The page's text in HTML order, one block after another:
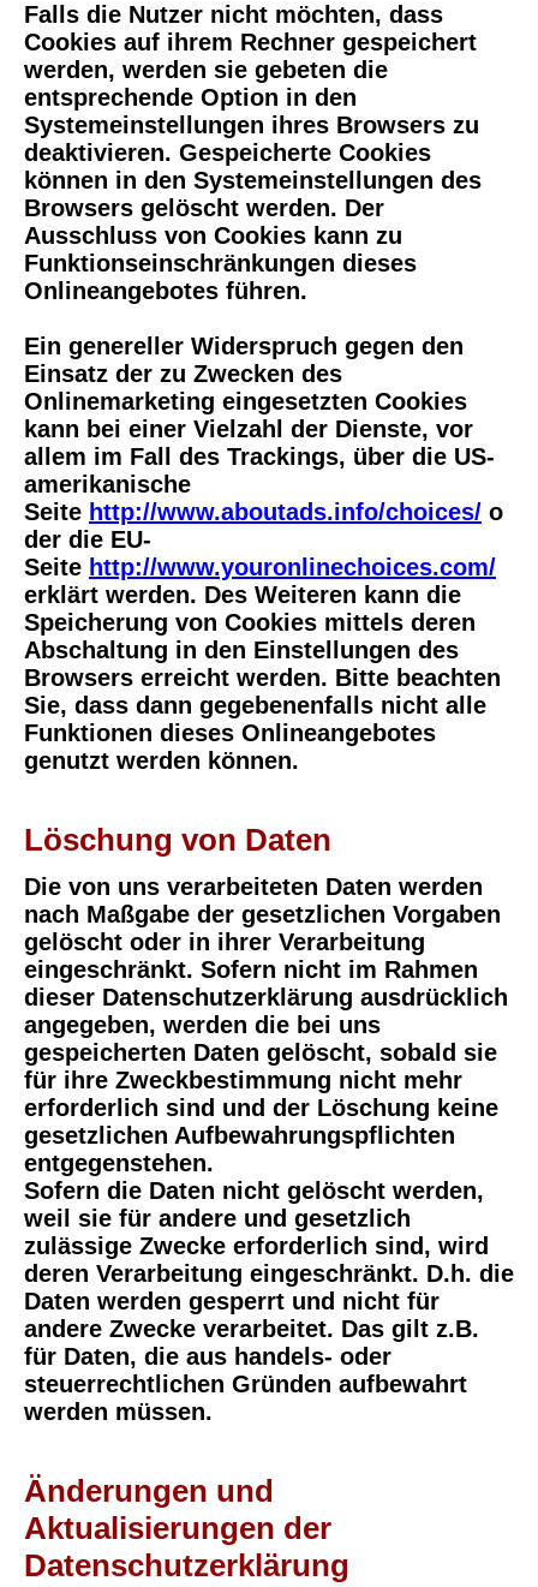
Falls die Nutzer nicht möchten, dass
Cookies auf ihrem Rechner gespeichert
werden, werden sie gebeten die
entsprechende Option in den
Systemeinstellungen ihres Browsers zu
deaktivieren. Gespeicherte Cookies
können in den Systemeinstellungen des
Browsers gelöscht werden. Der
Ausschluss von Cookies kann zu
Funktionseinschränkungen dieses
Onlineangebotes führen.
Ein genereller Widerspruch gegen den
Einsatz der zu Zwecken des
Onlinemarketing eingesetzten Cookies
kann bei einer Vielzahl der Dienste, vor
allem im Fall des Trackings, über die US-
amerikanische
Seite http://www.aboutads.info/choices/ o
der die EU-
Seite http://www.youronlinechoices.com/
erklärt werden. Des Weiteren kann die
Speicherung von Cookies mittels deren
Abschaltung in den Einstellungen des
Browsers erreicht werden. Bitte beachten
Sie, dass dann gegebenenfalls nicht alle
Funktionen dieses Onlineangebotes
genutzt werden können.
Löschung von Daten
Die von uns verarbeiteten Daten werden
nach Maßgabe der gesetzlichen Vorgaben
gelöscht oder in ihrer Verarbeitung
eingeschränkt. Sofern nicht im Rahmen
dieser Datenschutzerklärung ausdrücklich
angegeben, werden die bei uns
gespeicherten Daten gelöscht, sobald sie
für ihre Zweckbestimmung nicht mehr
erforderlich sind und der Löschung keine
gesetzlichen Aufbewahrungspflichten
entgegenstehen.
Sofern die Daten nicht gelöscht werden,
weil sie für andere und gesetzlich
zulässige Zwecke erforderlich sind, wird
deren Verarbeitung eingeschränkt. D.h. die
Daten werden gesperrt und nicht für
andere Zwecke verarbeitet. Das gilt z.B.
für Daten, die aus handels- oder
steuerrechtlichen Gründen aufbewahrt
werden müssen.
Änderungen und
Aktualisierungen der
Datenschutzerklärung